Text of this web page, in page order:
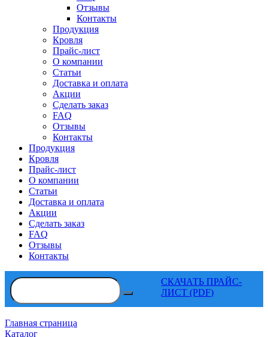
Отзывы
Контакты
Продукция
Кровля
Прайс-лист
О компании
Статьи
Доставка и оплата
Акции
Сделать заказ
FAQ
Отзывы
Контакты
Продукция
Кровля
Прайс-лист
О компании
Статьи
Доставка и оплата
Акции
Сделать заказ
FAQ
Отзывы
Контакты
СКАЧАТЬ ПРАЙС-
ЛИСТ (PDF)
Главная страница
Каталог